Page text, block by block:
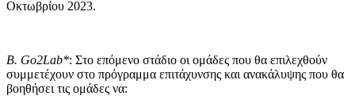
Οκτωβρίου 2023.
Β. Go2Lab*: Στο επόμενο στάδιο οι ομάδες που θα επιλεχθούν
συμμετέχουν στο πρόγραμμα επιτάχυνσης και ανακάλυψης που θα
βοηθήσει τις ομάδες να: